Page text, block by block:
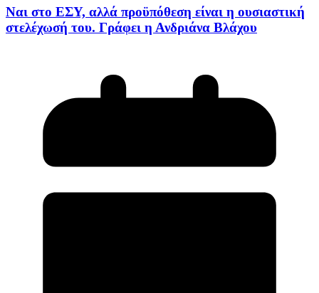
Ναι στο ΕΣΥ, αλλά προϋπόθεση είναι η ουσιαστική
στελέχωσή του. Γράφει η Ανδριάνα Βλάχου